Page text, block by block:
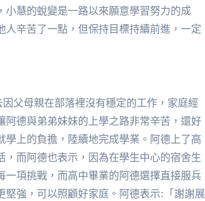
慧的蛻變是一路以來願意學習努力的成
辛苦了一點，但保持目標持續前進，一定
因父母親在部落裡沒有穩定的工作，家庭經
德與弟弟妹妹的上學之路非常辛苦，還好
上的負擔，陸續地完成學業。阿德上了高
而阿德也表示，因為在學生中心的宿舍生
項挑戰，而高中畢業的阿德選擇直接服兵
強，可以照顧好家庭。阿德表示:「謝謝展